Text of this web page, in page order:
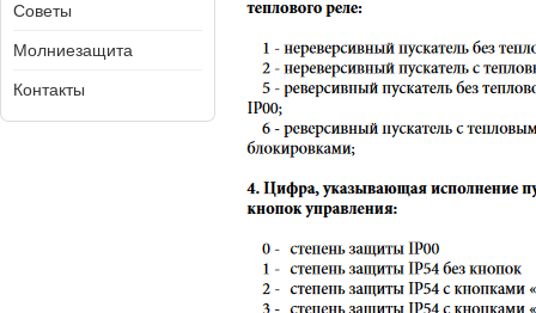
Советы
Молниезащита
Контакты